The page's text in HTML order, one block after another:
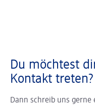
Du möchtest
Kontakt treten?
Dann schreib uns gerne